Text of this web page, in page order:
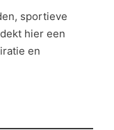
sportieve
hier een
en